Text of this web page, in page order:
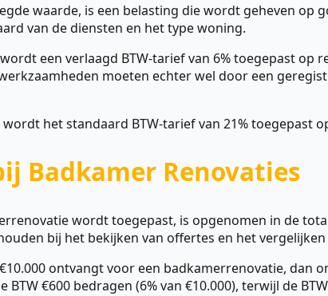
waarde, is een belasting die wordt geheven
van de diensten en het type woning.
een verlaagd BTW-tarief van 6% toegepast
moeten echter wel door een
het standaard BTW-tarief van 21% toegepast
Badkamer Renovaties
wordt toegepast, is opgenomen in de
bij het bekijken van offertes en het vergelijken
ontvangt voor een badkamerrenovatie, dan
€600 bedragen (6% van €10.000), terwijl de